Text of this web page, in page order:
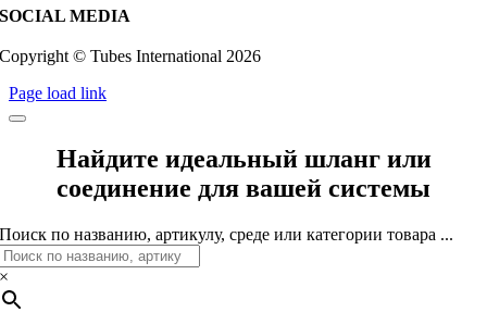
SOCIAL MEDIA
Copyright © Tubes International 2026
Page load link
Найдите идеальный шланг или
соединение для вашей системы
Поиск по названию, артикулу, среде или категории товара ...
×